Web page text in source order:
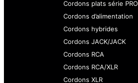
Cordons plats série PRO
Cordons d’alimentation
Cordons hybrides
Cordons JACK/JACK
Cordons RCA
Cordons RCA/XLR
Cordons XLR